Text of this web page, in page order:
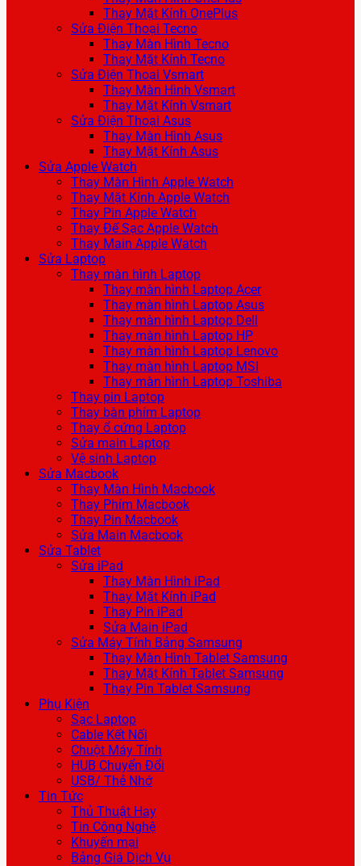
Thay Mặt Kính OnePlus
Sửa Điện Thoại Tecno
Thay Màn Hình Tecno
Thay Mặt Kính Tecno
Sửa Điện Thoại Vsmart
Thay Màn Hình Vsmart
Thay Mặt Kính Vsmart
Sửa Điện Thoại Asus
Thay Màn Hình Asus
Thay Mặt Kính Asus
Sửa Apple Watch
Thay Màn Hình Apple Watch
Thay Mặt Kính Apple Watch
Thay Pin Apple Watch
Thay Đế Sạc Apple Watch
Thay Main Apple Watch
Sửa Laptop
Thay màn hình Laptop
Thay màn hình Laptop Acer
Thay màn hình Laptop Asus
Thay màn hình Laptop Dell
Thay màn hình Laptop HP
Thay màn hình Laptop Lenovo
Thay màn hình Laptop MSI
Thay màn hình Laptop Toshiba
Thay pin Laptop
Thay bàn phím Laptop
Thay ổ cứng Laptop
Sửa main Laptop
Vệ sinh Laptop
Sửa Macbook
Thay Màn Hình Macbook
Thay Phím Macbook
Thay Pin Macbook
Sửa Main Macbook
Sửa Tablet
Sửa iPad
Thay Màn Hình iPad
Thay Mặt Kính iPad
Thay Pin iPad
Sửa Main iPad
Sửa Máy Tính Bảng Samsung
Thay Màn Hình Tablet Samsung
Thay Mặt Kính Tablet Samsung
Thay Pin Tablet Samsung
Phụ Kiện
Sạc Laptop
Cable Kết Nối
Chuột Máy Tính
HUB Chuyển Đổi
USB/ Thẻ Nhớ
Tin Tức
Thủ Thuật Hay
Tin Công Nghệ
Khuyến mại
Bảng Giá Dịch Vụ